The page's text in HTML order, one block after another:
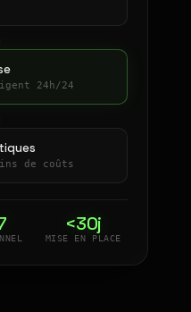
24h/24
de coûts
<30j
MISE EN PLACE